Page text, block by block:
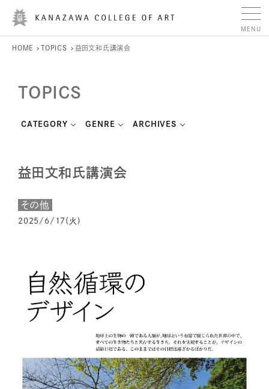
HOME TOPICS 益田文和氏講演会
TOPICS
CATEGORY GENRE ARCHIVES
益田文和氏講演会
その他
2025/6/17(火)